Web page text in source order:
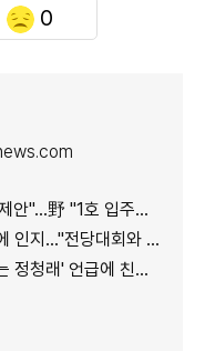
0
"…野 "1호 입주하라"
…"전당대회와 무관"
친명계 반발…"한심한 수준"